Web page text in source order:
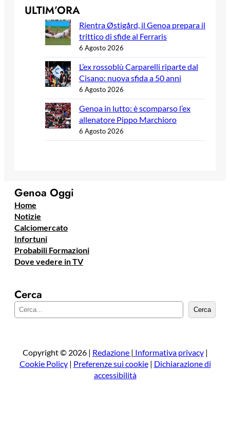
ULTIM’ORA
Rientra Østigård, il Genoa prepara il
trittico di sfide al Ferraris
6 Agosto 2026
L’ex rossoblù Carparelli riparte dal
Cisano: nuova sfida a 50 anni
6 Agosto 2026
Genoa in lutto: è scomparso l’ex
allenatore Pippo Marchioro
6 Agosto 2026
Genoa Oggi
Home
Notizie
Calciomercato
Infortuni
Probabili Formazioni
Dove vedere in TV
Cerca
e
a
Cerca
Copyright © 2026 | Redazione | Informativa privacy|
Cookie Policy| Preferenze sui cookie| Dichiarazione di
accessibilità